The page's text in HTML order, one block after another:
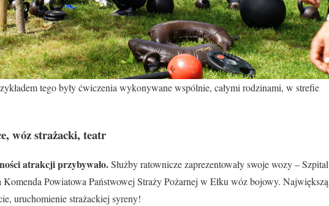
tego były ćwiczenia wykonywane wspólnie, całymi rodzinami, w strefie
wóz strażacki, teatr
atrakcji przybywało.Służby ratownicze zaprezentowały swoje wozy – Szpital
Powiatowa Państwowej Straży Pożarnej w Ełku wóz bojowy. Największą
uruchomienie strażackiej syreny!